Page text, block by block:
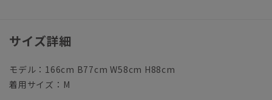
サイズ詳細
モデル：166cm B77cm W58cm H88cm
着用サイズ：M